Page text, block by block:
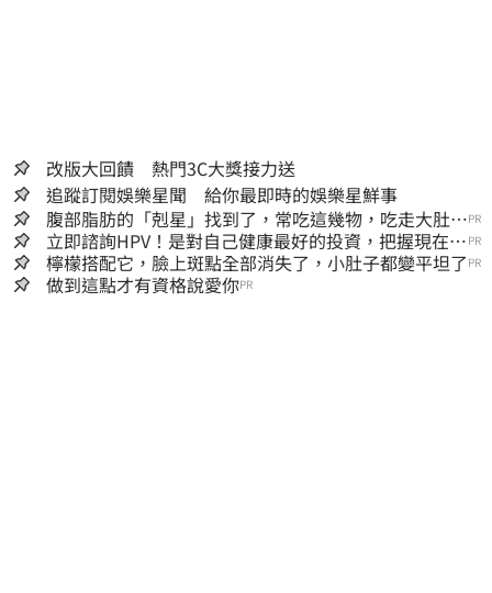
改版大回饋 熱門3C大獎接力送
追蹤訂閱娛樂星聞 給你最即時的娛樂星鮮事
腹部脂肪的「剋星」找到了，常吃這幾物，吃走大肚
囊，瘦出小蠻腰
PR
立即諮詢HPV！是對自己健康最好的投資，把握現在不
嫌晚！
PR
檸檬搭配它，臉上斑點全部消失了，小肚子都變平坦了 PR
做到這點才有資格說愛你PR